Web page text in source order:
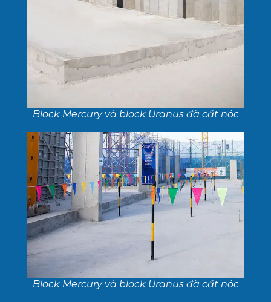
Block Mercury và block Uranus đã cất nóc
Block Mercury và block Uranus đã cất nóc